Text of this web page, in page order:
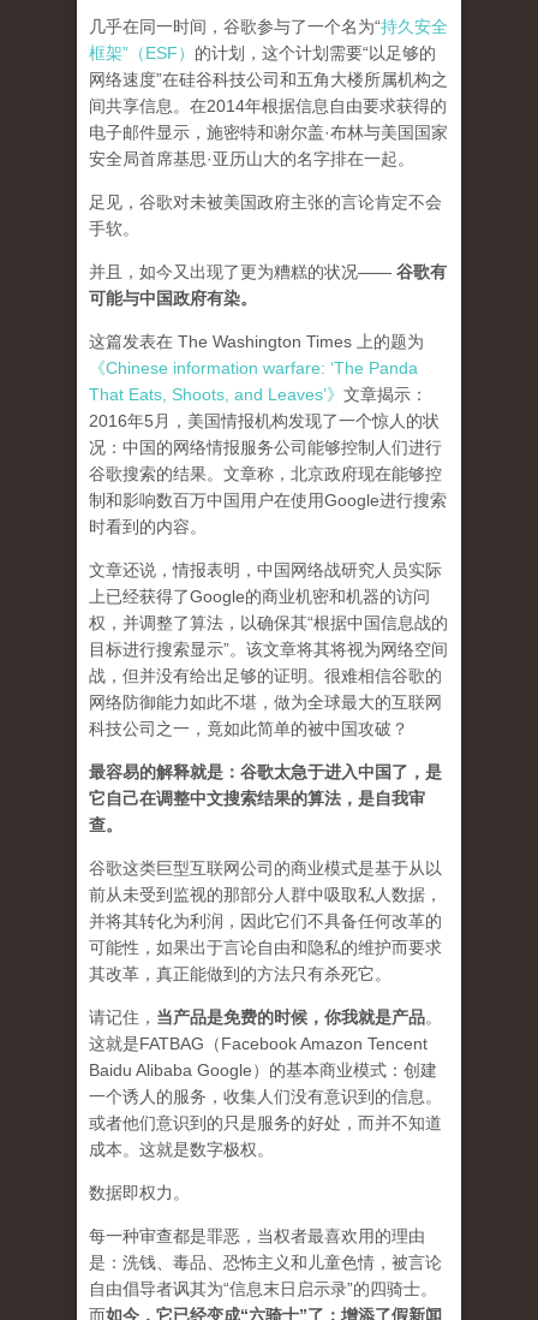
几乎在同一时间，谷歌参与了一个名为“持久安全
框架”（ESF） 的计划，这个计划需要“以足够的
网络速度”在硅谷科技公司和五角大楼所属机构之
间共享信息。在2014年根据信息自由要求获得的
电子邮件显示，施密特和谢尔盖·布林与美国国家
安全局首席基思·亚历山大的名字排在一起。
足见，谷歌对未被美国政府主张的言论肯定不会
手软。
并且，如今又出现了更为糟糕的状况—— 谷歌有
可能与中国政府有染。
这篇发表在 The Washington Times 上的题为
《Chinese information warfare: ‘The Panda
That Eats, Shoots, and Leaves’》 文章揭示：
2016年5月，美国情报机构发现了一个惊人的状
况：中国的网络情报服务公司能够控制人们进行
谷歌搜索的结果。文章称，北京政府现在能够控
制和影响数百万中国用户在使用Google进行搜索
时看到的内容。
文章还说，情报表明，中国网络战研究人员实际
上已经获得了Google的商业机密和机器的访问
权，并调整了算法，以确保其“根据中国信息战的
目标进行搜索显示”。该文章将其将视为网络空间
战，但并没有给出足够的证明。很难相信谷歌的
网络防御能力如此不堪，做为全球最大的互联网
科技公司之一，竟如此简单的被中国攻破？
最容易的解释就是：谷歌太急于进入中国了，是
它自己在调整中文搜索结果的算法，是自我审
查。
谷歌这类巨型互联网公司的商业模式是基于从以
前从未受到监视的那部分人群中吸取私人数据，
并将其转化为利润，因此它们不具备任何改革的
可能性，如果出于言论自由和隐私的维护而要求
其改革，真正能做到的方法只有杀死它。
请记住， 当产品是免费的时候，你我就是产品。
这就是FATBAG（Facebook Amazon Tencent
Baidu Alibaba Google）的基本商业模式：创建
一个诱人的服务，收集人们没有意识到的信息。
或者他们意识到的只是服务的好处，而并不知道
成本。这就是数字极权。
数据即权力。
每一种审查都是罪恶，当权者最喜欢用的理由
是：洗钱、毒品、恐怖主义和儿童色情，被言论
自由倡导者讽其为“信息末日启示录”的四骑士。
而如今，它已经变成“六骑士”了：增添了假新闻